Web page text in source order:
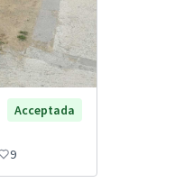
Acceptada
9